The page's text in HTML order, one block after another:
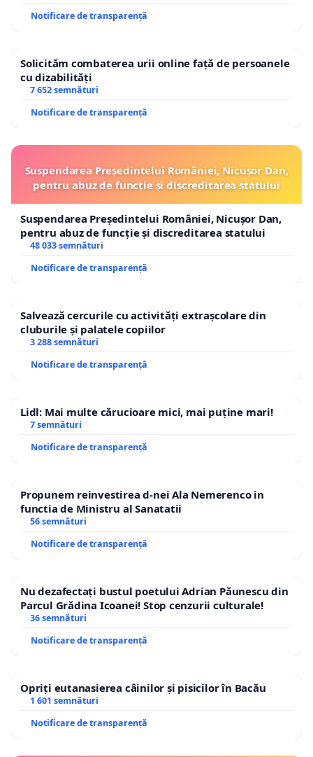
Notificare de transparență
Solicităm combaterea urii online față de persoanele
cu dizabilități
7 652 semnături
Notificare de transparență
Suspendarea Președintelui României, Nicușor Dan,
pentru abuz de funcție și discreditarea statului
Suspendarea Președintelui României, Nicușor Dan,
pentru abuz de funcție și discreditarea statului
48 033 semnături
Notificare de transparență
Salvează cercurile cu activități extrașcolare din
cluburile și palatele copiilor
3 288 semnături
Notificare de transparență
Lidl: Mai multe cărucioare mici, mai puține mari!
7 semnături
Notificare de transparență
Propunem reinvestirea d-nei Ala Nemerenco in
functia de Ministru al Sanatatii
56 semnături
Notificare de transparență
Nu dezafectați bustul poetului Adrian Păunescu din
Parcul Grădina Icoanei! Stop cenzurii culturale!
36 semnături
Notificare de transparență
Opriți eutanasierea câinilor și pisicilor în Bacău
1 601 semnături
Notificare de transparență